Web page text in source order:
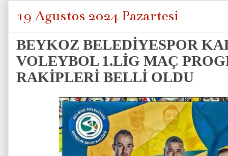
19 Ağustos 2024 Pazartesi
BEYKOZ BELEDİYESPOR
VOLEYBOL 1.LİG MAÇ
RAKİPLERİ BELLİ OLDU